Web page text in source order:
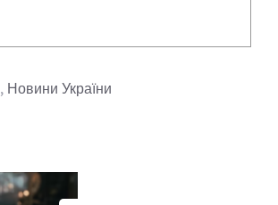
, Новини України